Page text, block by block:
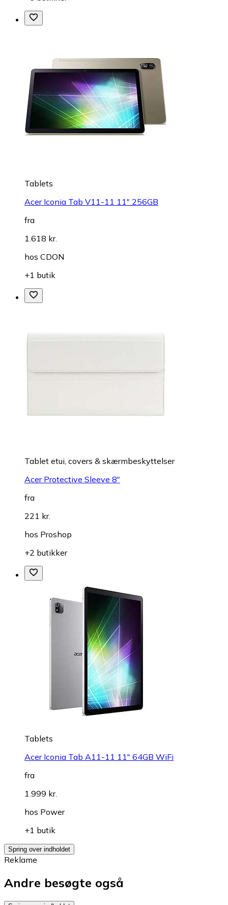
Tablets
Acer Iconia Tab V11-11 11" 256GB
fra
1.618 kr.
hos CDON
+1 butik
Tablet etui, covers & skærmbeskyttelser
Acer Protective Sleeve 8"
fra
221 kr.
hos Proshop
+2 butikker
Tablets
Acer Iconia Tab A11-11 11" 64GB WiFi
fra
1.999 kr.
hos Power
+1 butik
Spring over indholdet
Reklame
Andre besøgte også